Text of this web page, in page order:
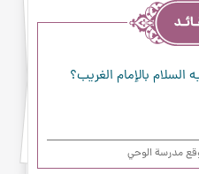
السلام بالإمام الغريب؟
مدرسة الوحي